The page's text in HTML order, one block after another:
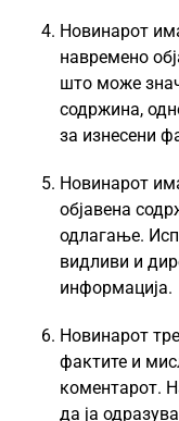
Новинарот
навремено
што може
содржина,
за изнесени
Новинарот
објавена
одлагање.
видливи и
информација.
Новинарот
фактите и
коментарот.
да ја